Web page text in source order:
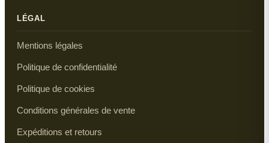
LÉGAL
Mentions légales
Politique de confidentialité
Politique de cookies
Conditions générales de vente
Expéditions et retours